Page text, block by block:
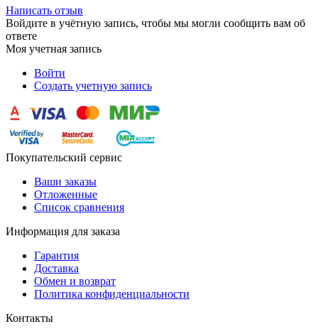
Написать отзыв
Войдите в учётную запись, чтобы мы могли сообщить вам об
ответе
Моя учетная запись
Войти
Создать учетную запись
Покупательский сервис
Ваши заказы
Отложенные
Список сравнения
Информация для заказа
Гарантия
Доставка
Обмен и возврат
Политика конфиденциальности
Контакты